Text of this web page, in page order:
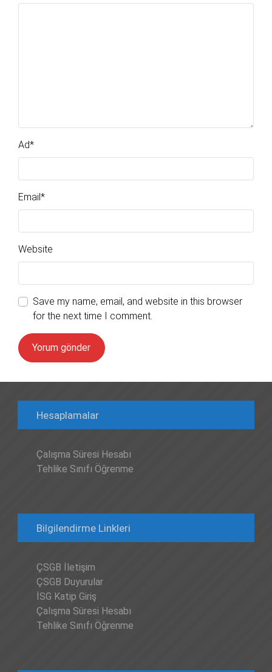
Ad*
Email*
Website
Save my name, email, and website in this browser
for the next time I comment.
Hesaplamalar
Çalışma Süresi Hesabı
Tehlike Sınıfı Öğrenme
Bilgilendirme Linkleri
ÇSGB İletişim
ÇSGB Duyurular
İSG Katip Giriş
Çalışma Süresi Hesabı
Tehlike Sınıfı Öğrenme